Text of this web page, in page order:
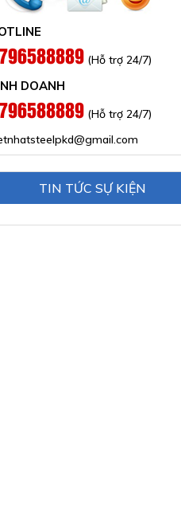
(Hỗ trợ 24/7)
DOANH
(Hỗ trợ 24/7)
TIN TỨC SỰ KIỆN